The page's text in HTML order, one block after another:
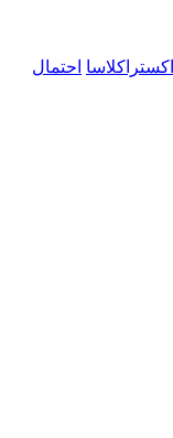
احتمال